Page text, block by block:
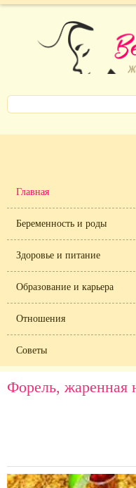
Главная
Беременность и роды
Здоровье и питание
Образование и карьера
Отношения
Советы
Форель, жаренная